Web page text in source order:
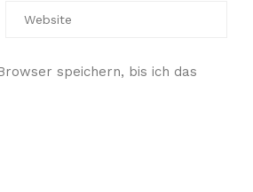
speichern, bis ich das